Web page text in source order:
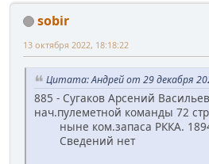
sobir
13 октября 2022, 18:18:22
Цитата: Андрей от 29 декабря
885 - Сугаков Арсений
нач.пулеметной команды 72
ныне ком.запаса РККА.
Сведений нет